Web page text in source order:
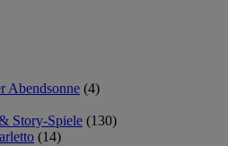
Abendsonne (4)
Story-Spiele (130)
(14)